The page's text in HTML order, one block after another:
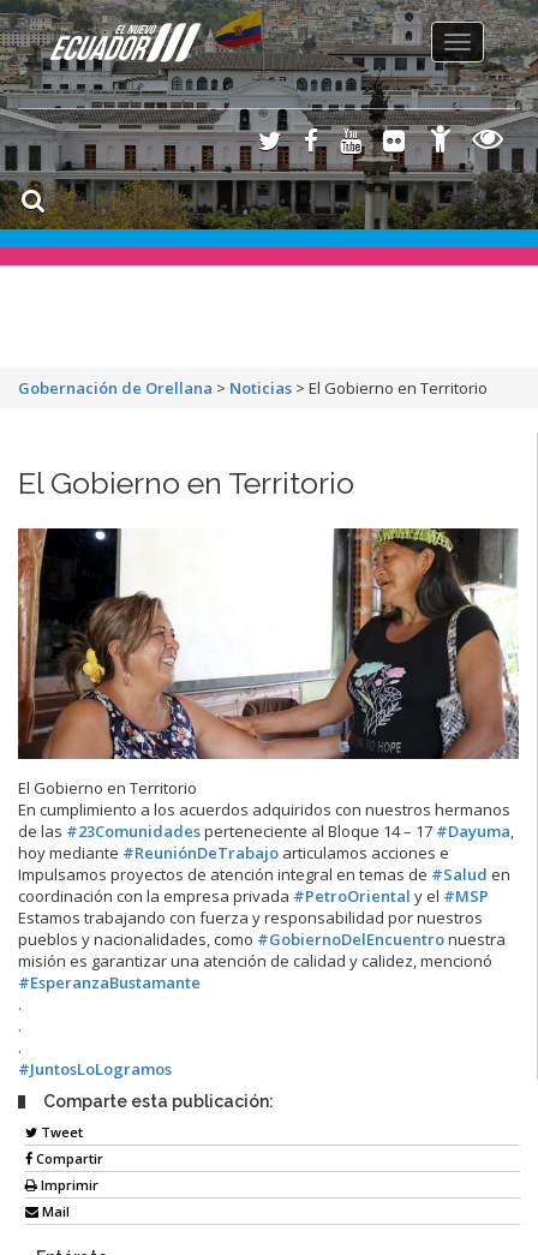
Toggle
navigation
Gobernación de Orellana > Noticias > El Gobierno en Territorio
El Gobierno en Territorio
El Gobierno en Territorio
En cumplimiento a los acuerdos adquiridos con nuestros hermanos
de las #23Comunidadesperteneciente al Bloque 14 – 17 #Dayuma,
hoy mediante #ReuniónDeTrabajo articulamos acciones e
Impulsamos proyectos de atención integral en temas de #Salud en
coordinación con la empresa privada #PetroOriental y el #MSP
Estamos trabajando con fuerza y responsabilidad por nuestros
pueblos y nacionalidades, como #GobiernoDelEncuentronuestra
misión es garantizar una atención de calidad y calidez, mencionó
#EsperanzaBustamante
.
.
.
#JuntosLoLogramos
Comparte esta publicación:
Tweet
Compartir
Imprimir
Mail